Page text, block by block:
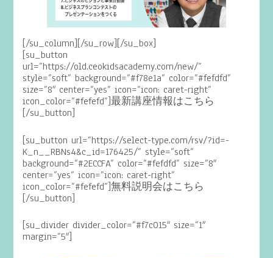
[/su_column][/su_row][/su_box]
[su_button
url=”https://old.ceokidsacademy.com/new/”
style=”soft” background=”#f78e1a” color=”#fefdfd”
size=”8″ center=”yes” icon=”icon: caret-right”
icon_color=”#fefefd”]最新講座情報はこちら
[/su_button]
[su_button url=”https://select-type.com/rsv/?id=-
K_n__RBNs4&c_id=176425/” style=”soft”
background=”#2ECCFA” color=”#fefdfd” size=”8″
center=”yes” icon=”icon: caret-right”
icon_color=”#fefefd”]無料説明会はこちら
[/su_button]
[su_divider divider_color=”#f7c015″ size=”1″
margin=”5″]